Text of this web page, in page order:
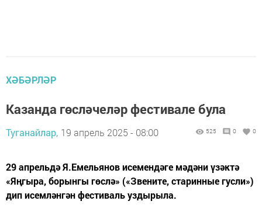
ХӘБӘРЛӘР
Казанда гөсләчеләр фестивале була
Туганайлар, 19 апрель 2025 - 08:00 525 0 0
29 апрельдә Я.Емельянов исемендәге мәдәни үзәктә
«Яңгыра, борынгы гөслә» («Звените, старинные гусли»)
дип исемләнгән фестиваль уздырыла.